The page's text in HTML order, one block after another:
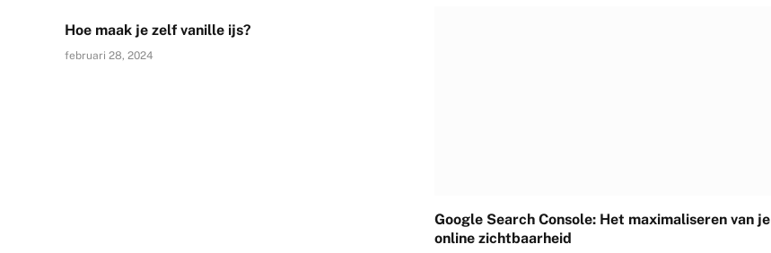
Hoe maak je zelf vanille ijs?
februari 28, 2024
Google Search Console: Het maximaliseren van je
online zichtbaarheid